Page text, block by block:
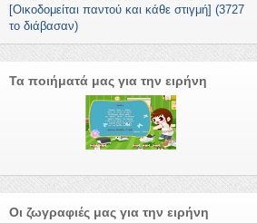
[Οικοδομείται παντού και κάθε στιγμή] (3727
το διάβασαν)
Τα ποιήματά μας για την ειρήνη
Οι ζωγραφιές μας για την ειρήνη